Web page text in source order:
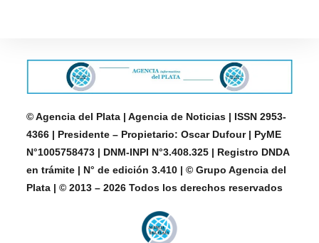
© Agencia del Plata | Agencia de Noticias | ISSN 2953-
4366 | Presidente – Propietario: Oscar Dufour | PyME
N°1005758473 | DNM-INPI N°3.408.325 | Registro DNDA
en trámite | N° de edición 3.410 | © Grupo Agencia del
Plata | © 2013 – 2026 Todos los derechos reservados